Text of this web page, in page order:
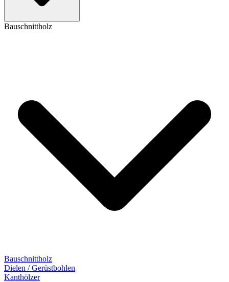
Bauschnittholz
Bauschnittholz
Dielen / Gerüstbohlen
Kanthölzer